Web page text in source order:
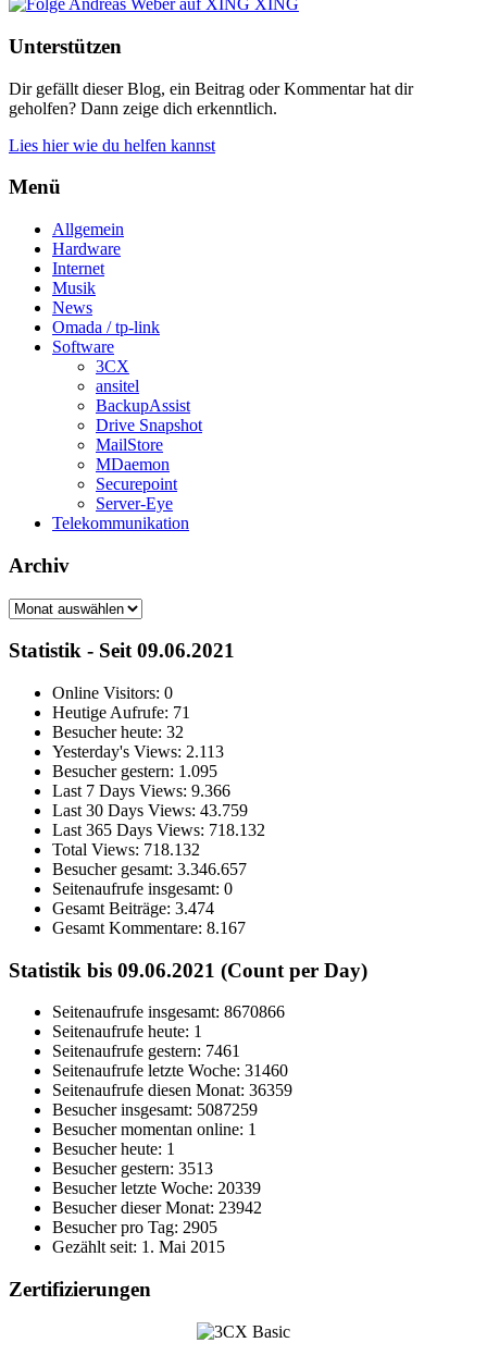
XING
Unterstützen
Dir gefällt dieser Blog, ein Beitrag oder Kommentar hat dir
geholfen? Dann zeige dich erkenntlich.
Lies hier wie du helfen kannst
Menü
Allgemein
Hardware
Internet
Musik
News
Omada / tp-link
Software
3CX
ansitel
BackupAssist
Drive Snapshot
MailStore
MDaemon
Securepoint
Server-Eye
Telekommunikation
Archiv
Archiv
Statistik - Seit 09.06.2021
Online Visitors: 0
Heutige Aufrufe: 71
Besucher heute: 32
Yesterday's Views: 2.113
Besucher gestern: 1.095
Last 7 Days Views: 9.366
Last 30 Days Views: 43.759
Last 365 Days Views: 718.132
Total Views: 718.132
Besucher gesamt: 3.346.657
Seitenaufrufe insgesamt: 0
Gesamt Beiträge: 3.474
Gesamt Kommentare: 8.167
Statistik bis 09.06.2021 (Count per Day)
Seitenaufrufe insgesamt: 8670866
Seitenaufrufe heute: 1
Seitenaufrufe gestern: 7461
Seitenaufrufe letzte Woche: 31460
Seitenaufrufe diesen Monat: 36359
Besucher insgesamt: 5087259
Besucher momentan online: 1
Besucher heute: 1
Besucher gestern: 3513
Besucher letzte Woche: 20339
Besucher dieser Monat: 23942
Besucher pro Tag: 2905
Gezählt seit: 1. Mai 2015
Zertifizierungen